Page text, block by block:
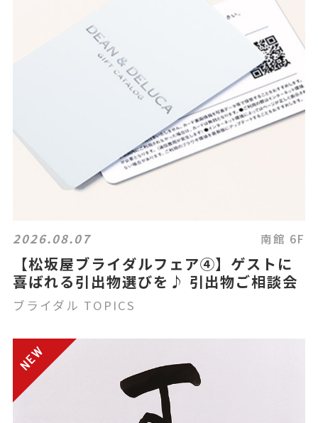
2026.08.07 南館 6F
【松坂屋ブライダルフェア④】ゲストに
喜ばれる引出物選びを♪ 引出物ご相談会
ブライダル TOPICS